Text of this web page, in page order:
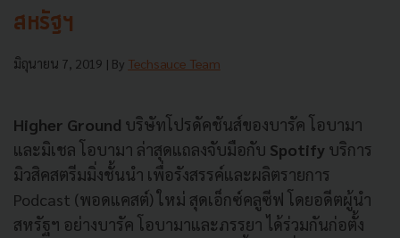
สหรัฐฯ
มิถุนายน 7, 2019 | By Techsauce Team
Higher Ground บริษัทโปรดัคชันส์ของบารัค โอบามา
และมิเชล โอบามา ล่าสุดแถลงจับมือกับ Spotify บริการ
มิวสิคสตรีมมิ่งชั้นนำ เพื่อรังสรรค์และผลิตรายการ
Podcast (พอดแคสต์) ใหม่ สุดเอ็กซ์คลูซีฟ โดยอดีตผู้นำ
สหรัฐฯ อย่างบารัค โอบามาและภรรยา ได้ร่วมกันก่อตั้ง